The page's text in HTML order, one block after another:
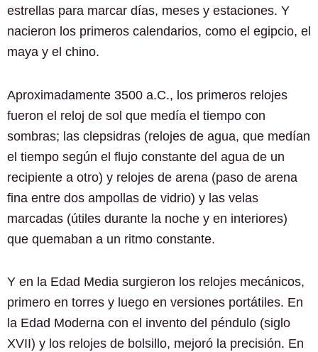
estrellas para marcar días, meses y estaciones. Y
nacieron los primeros calendarios, como el egipcio, el
maya y el chino.
Aproximadamente 3500 a.C., los primeros relojes
fueron el reloj de sol que medía el tiempo con
sombras; las clepsidras (relojes de agua, que medían
el tiempo según el flujo constante del agua de un
recipiente a otro) y relojes de arena (paso de arena
fina entre dos ampollas de vidrio) y las velas
marcadas (útiles durante la noche y en interiores)
que quemaban a un ritmo constante.
Y en la Edad Media surgieron los relojes mecánicos,
primero en torres y luego en versiones portátiles. En
la Edad Moderna con el invento del péndulo (siglo
XVII) y los relojes de bolsillo, mejoró la precisión. En